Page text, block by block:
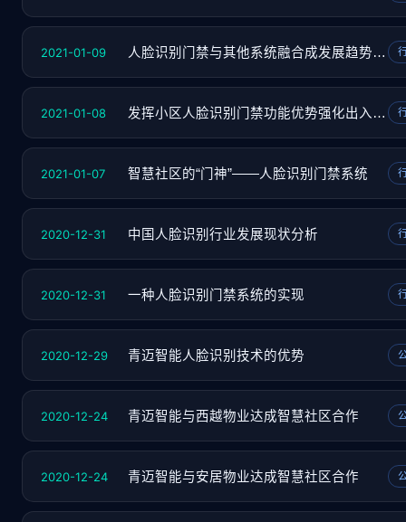
2021-01-09 人脸识别门禁与其他系统融合成发展趋势之一
2021-01-08 发挥小区人脸识别门禁功能优势强化出入管理
2021-01-07 智慧社区的“门神”——人脸识别门禁系统
2020-12-31 中国人脸识别行业发展现状分析
2020-12-31 一种人脸识别门禁系统的实现
2020-12-29 青迈智能人脸识别技术的优势
2020-12-24 青迈智能与西越物业达成智慧社区合作
2020-12-24 青迈智能与安居物业达成智慧社区合作